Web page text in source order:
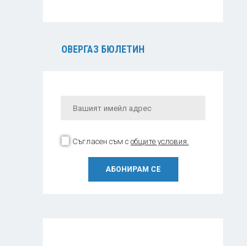
ОВЕРГАЗ БЮЛЕТИН
Съгласен съм с общите условия.